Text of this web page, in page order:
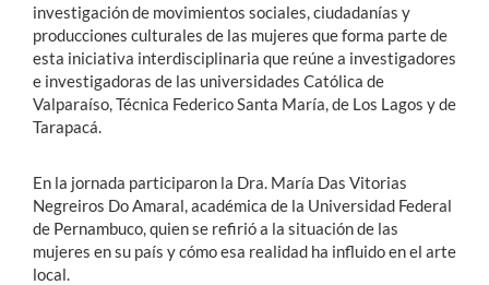
investigación de movimientos sociales, ciudadanías y
producciones culturales de las mujeres que forma parte de
esta iniciativa interdisciplinaria que reúne a investigadores
e investigadoras de las universidades Católica de
Valparaíso, Técnica Federico Santa María, de Los Lagos y de
Tarapacá.
En la jornada participaron la Dra. María Das Vitorias
Negreiros Do Amaral, académica de la Universidad Federal
de Pernambuco, quien se refirió a la situación de las
mujeres en su país y cómo esa realidad ha influido en el arte
local.